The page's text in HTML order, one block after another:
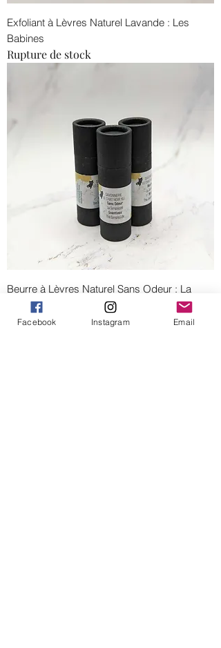
Exfoliant à Lèvres Naturel Lavande : Les
Babines
Rupture de stock
Beurre à Lèvres Naturel Sans Odeur : La
Simplicité
Prix
12,00 $CA
Facebook Instagram Email